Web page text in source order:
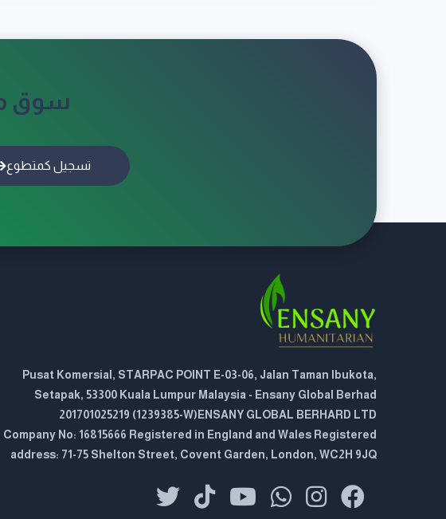
سوق
تسجيل كمتطوع
Pusat Komersial, STARPAC POINT E-03-06, Jalan Taman Ibukota,
Setapak, 53300 Kuala Lumpur Malaysia - Ensany Global Berhad
201701025219 (1239385-W)ENSANY GLOBAL BERHARD LTD
Company No: 16815666 Registered in England and Wales Registered
address: 71-75 Shelton Street, Covent Garden, London, WC2H 9JQ